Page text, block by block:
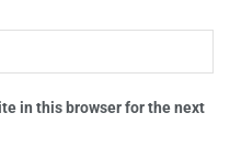
in this browser for the next